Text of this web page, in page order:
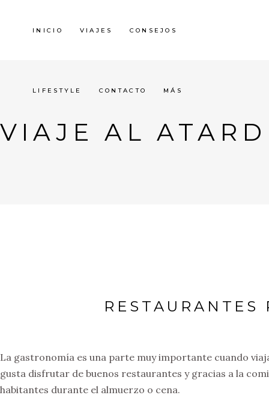
INICIO VIAJES CONSEJOS
LIFESTYLE CONTACTO MÁS
VIAJE AL
La gastronomía es una parte muy importante cuando
gusta disfrutar de buenos restaurantes y gracias a la
habitantes durante el almuerzo o cena.